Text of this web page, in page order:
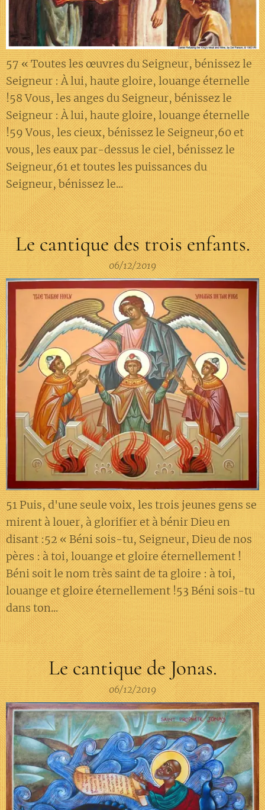
57 « Toutes les œuvres du Seigneur, bénissez le
Seigneur : À lui, haute gloire, louange éternelle
!58 Vous, les anges du Seigneur, bénissez le
Seigneur : À lui, haute gloire, louange éternelle
!59 Vous, les cieux, bénissez le Seigneur,60 et
vous, les eaux par-dessus le ciel, bénissez le
Seigneur,61 et toutes les puissances du
Seigneur, bénissez le...
Le cantique des trois enfants.
06/12/2019
51 Puis, d'une seule voix, les trois jeunes gens se
mirent à louer, à glorifier et à bénir Dieu en
disant :52 « Béni sois-tu, Seigneur, Dieu de nos
pères : à toi, louange et gloire éternellement !
Béni soit le nom très saint de ta gloire : à toi,
louange et gloire éternellement !53 Béni sois-tu
dans ton...
Le cantique de Jonas.
06/12/2019